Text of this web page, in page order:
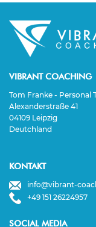
VIBRANT COACHING
Tom Franke - Personal
Alexanderstraße 41
04109 Leipzig
Deutchland
KONTAKT
info@vibrant-
+49 151 26224957
SOCIAL MEDIA